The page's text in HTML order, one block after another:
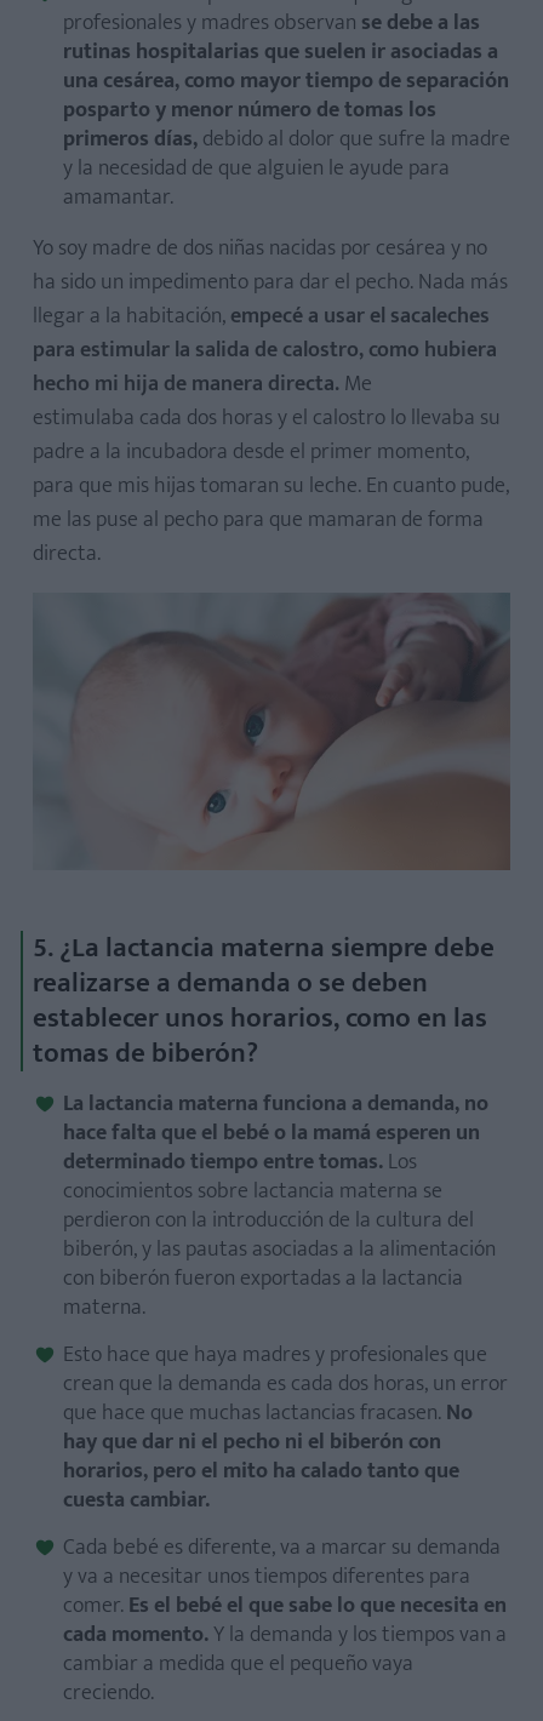
profesionales y madres observan se debe a las
rutinas hospitalarias que suelen ir asociadas a
una cesárea,como mayor tiempo de separación
posparto y menor número de tomas los
primeros días,debido al dolor que sufre la madre
y la necesidad de que alguien le ayude para
amamantar.
Yo soy madre de dos niñas nacidas por cesárea y no
ha sido un impedimento para dar el pecho. Nada más
llegar a la habitación,empecé a usar el sacaleches
para estimular la salida de calostro, como hubiera
hecho mi hija de manera directa. Me
estimulaba cada dos horas y el calostro lo llevaba su
padre a la incubadora desde el primer momento,
para que mis hijas tomaran su leche. En cuanto pude,
me las puse al pecho para que mamaran de forma
directa.
5. ¿La lactancia materna siempre debe
realizarse a demanda o se deben
establecer unos horarios, como en las
tomas de biberón?
La lactancia materna funciona a demanda, no
hace falta que el bebé o la mamá esperen un
determinado tiempo entre tomas.Los
conocimientos sobre lactancia materna se
perdieron con la introducción de la cultura del
biberón, y las pautas asociadas a la alimentación
con biberón fueron exportadas a la lactancia
materna.
Esto hace que haya madres y profesionales que
crean que la demanda es cada dos horas, un error
que hace que muchas lactancias fracasen. No
hay que dar ni el pecho ni el biberón con
horarios, pero el mito ha calado tanto que
cuesta cambiar.
Cada bebé es diferente, va a marcar su demanda
y va a necesitar unos tiempos diferentes para
comer. Es el bebé el que sabe lo que necesita en
cada momento.Y la demanda y los tiempos van a
cambiar a medida que el pequeño vaya
creciendo.